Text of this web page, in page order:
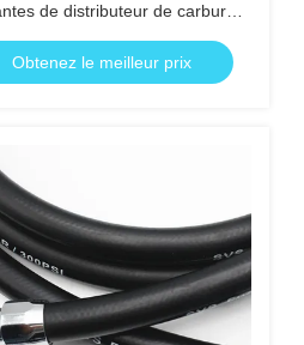
de distributeur de carburant
d'essence dans le noir
Obtenez le meilleur prix